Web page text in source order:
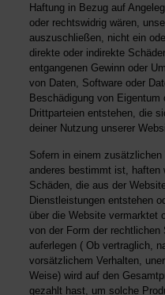
Haftung in Bezug auf
oder rechtswidrig wären,
auszuschließen, nicht ein
direkte oder indirekte
entgangenen Gewinn oder
von Daten, Software oder
Beschädigung von Eigentum
Drittparteien entstehen, die
deiner Nutzung unserer
Sofern in einem
anderes bestimmt ist, haften
Schäden, die aus der
Dienstleistungen entstehen
über die Website vermarktet
von der Form der
auferlegen ( Ob vertraglich,
vorsätzlichem Verhalten,
Weise) wird auf den
gezahlt hast, um solche